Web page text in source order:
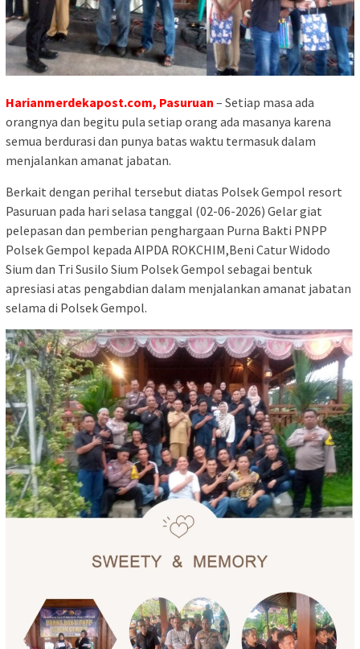
Harianmerdekapost.com, Pasuruan – Setiap masa ada
orangnya dan begitu pula setiap orang ada masanya karena
semua berdurasi dan punya batas waktu termasuk dalam
menjalankan amanat jabatan.
Berkait dengan perihal tersebut diatas Polsek Gempol resort
Pasuruan pada hari selasa tanggal (02-06-2026) Gelar giat
pelepasan dan pemberian penghargaan Purna Bakti PNPP
Polsek Gempol kepada AIPDA ROKCHIM,Beni Catur Widodo
Sium dan Tri Susilo Sium Polsek Gempol sebagai bentuk
apresiasi atas pengabdian dalam menjalankan amanat jabatan
selama di Polsek Gempol.